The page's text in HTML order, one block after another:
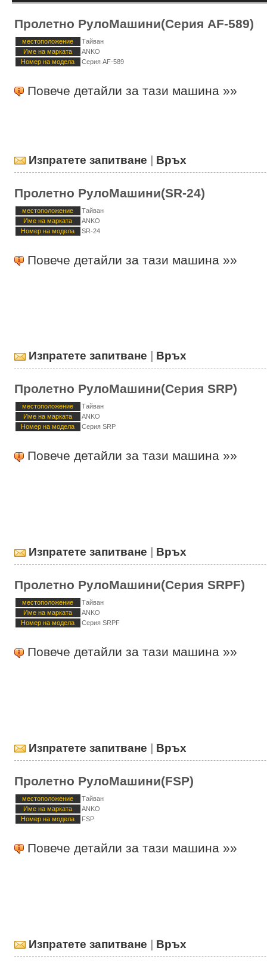
Пролетно РулоМашини(Серия AF-589)
местоположение
Тайван
Име на марката
ANKO
Номер на модела
Серия AF-589
Повече детайли за тази машина »»
Изпратете запитване | Връх
Пролетно РулоМашини(SR-24)
местоположение
Тайван
Име на марката
ANKO
Номер на модела
SR-24
Повече детайли за тази машина »»
Изпратете запитване | Връх
Пролетно РулоМашини(Серия SRP)
местоположение
Тайван
Име на марката
ANKO
Номер на модела
Серия SRP
Повече детайли за тази машина »»
Изпратете запитване | Връх
Пролетно РулоМашини(Серия SRPF)
местоположение
Тайван
Име на марката
ANKO
Номер на модела
Серия SRPF
Повече детайли за тази машина »»
Изпратете запитване | Връх
Пролетно РулоМашини(FSP)
местоположение
Тайван
Име на марката
ANKO
Номер на модела
FSP
Повече детайли за тази машина »»
Изпратете запитване | Връх